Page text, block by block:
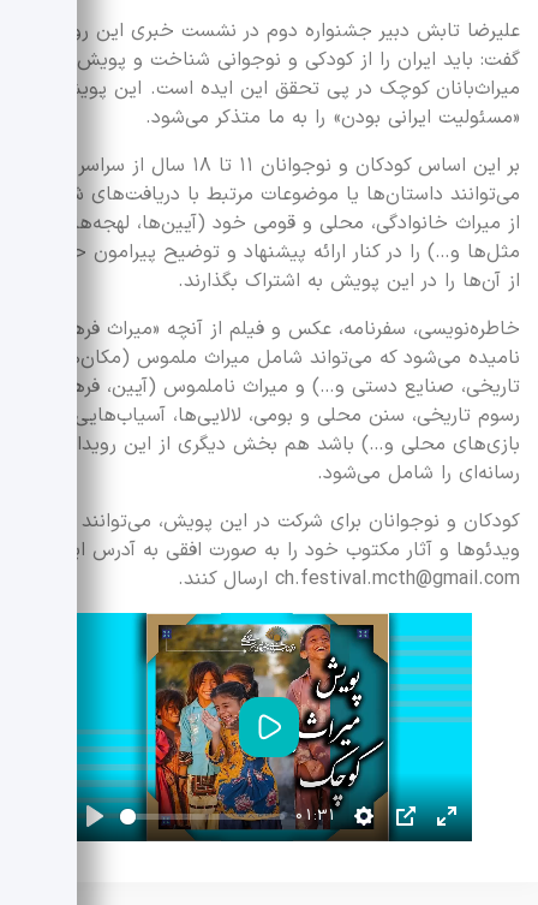
علیرضا تابش دبیر جشنواره دوم در نشست خبری این رویداد
گفت: باید ایران را از کودکی و نوجوانی شناخت و پویش
میراث‌بانان کوچک در پی تحقق این ایده است. این پویش
«مسئولیت ایرانی بودن» را به ما متذکر می‌شود.
بر این اساس کودکان و نوجوانان ۱۱ تا ۱۸ سال از سراسر کشور
می‌توانند داستان‌ها یا موضوعات مرتبط با دریافت‌های شخصی
از میراث خانوادگی، محلی و قومی خود (آیین‌ها، لهجه‌ها،
مثل‌ها و…) را در کنار ارائه پیشنهاد و توضیح پیرامون حفاظت
از آن‌ها را در این پویش به اشتراک بگذارند.
خاطره‌نویسی، سفرنامه، عکس و فیلم از آنچه «میراث فرهنگی»
نامیده می‌شود که می‌تواند شامل میراث ملموس (مکان‌های
تاریخی، صنایع دستی و…) و میراث ناملموس (آیین، فرهنگ‌ها،
رسوم تاریخی، سنن محلی و بومی، لالایی‌ها، آسیاب‌هایی و
بازی‌های محلی و…) باشد هم بخش دیگری از این رویداد
رسانه‌ای را شامل می‌شود.
کودکان و نوجوانان برای شرکت در این پویش، می‌توانند
ویدئوها و آثار مکتوب خود را به صورت افقی به آدرس ایمیل
ch.festival.mcth@gmail.com ارسال کنند.
01:31
پخش